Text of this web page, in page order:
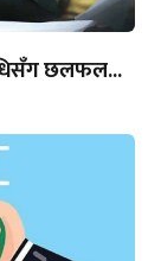
छलफल...